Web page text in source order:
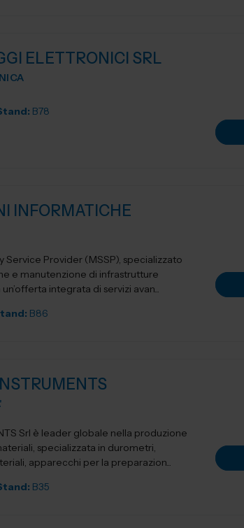
ELETTRONICI SRL
B78
INFORMATICHE
Service Provider (MSSP), specializzato
e manutenzione di infrastrutture
integrata di servizi avan...
B86
Srl è leader globale nella produzione
specializzata in durometri,
apparecchi per la preparazion...
B35